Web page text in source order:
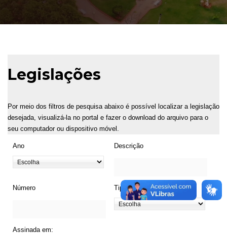
Legislações
Por meio dos filtros de pesquisa abaixo é possível localizar a legislação
desejada, visualizá-la no portal e fazer o download do arquivo para o
seu computador ou dispositivo móvel.
Ano Descrição
Número Tipo de Legislação
Assinada em: